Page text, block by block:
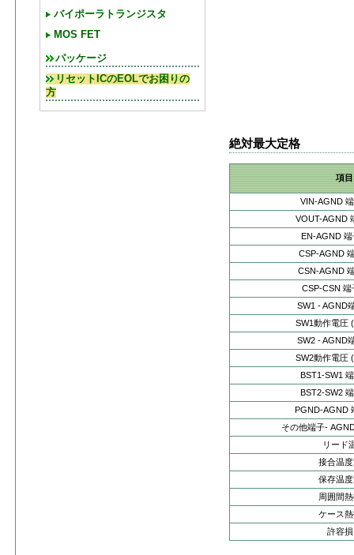
バイポーラトランジスタ
MOS FET
パッケージ
リセットICのEOLでお困りの
方
絶対最大定格
項目
VIN-AGND
VOUT-AGND
EN-AGND
CSP-AGND
CSN-AGND
CSP-CSN 端
SW1 - AGND
SW1動作電圧
SW2 - AGND
SW2動作電圧
BST1-SW1
BST2-SW2
PGND-AGND
その他端子-
リード
接合温
保存温
周囲間
ケース
許容